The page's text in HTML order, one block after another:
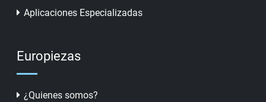
Aplicaciones Especializadas
Europiezas
¿Quienes somos?